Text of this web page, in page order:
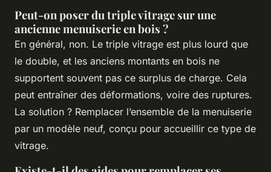
Peut-on poser du triple vitrage sur une
ancienne menuiserie en bois ?
En général, non. Le triple vitrage est plus lourd que
le double, et les anciens montants en bois ne
supportent souvent pas ce surplus de charge. Cela
peut entraîner des déformations, voire des ruptures.
La solution ? Remplacer l’ensemble de la menuiserie
par un modèle neuf, conçu pour accueillir ce type de
vitrage.